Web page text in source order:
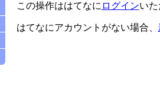
この操作ははてなに ログインい
はてなにアカウントがない場合、